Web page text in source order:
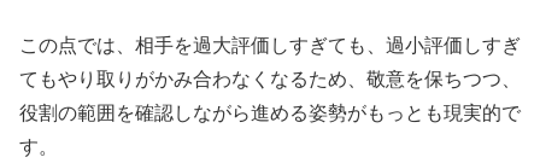
この点では、相手を過大評価しすぎても、過小評価しすぎ
てもやり取りがかみ合わなくなるため、敬意を保ちつつ、
役割の範囲を確認しながら進める姿勢がもっとも現実的で
す。